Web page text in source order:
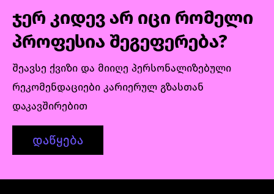
ჯერ კიდევ არ იცი რომელი
პროფესია შეგეფერება?
შეავსე ქვიზი და მიიღე პერსონალიზებული
რეკომენდაციები კარიერულ გზასთან
დაკავშირებით
დაწყება